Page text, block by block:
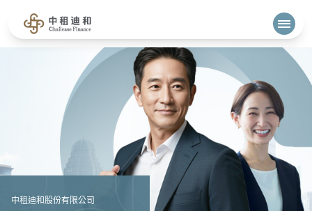
中租企業貸款、中租汽車貸款與機車貸款，審核
中租迪和股份有限公司